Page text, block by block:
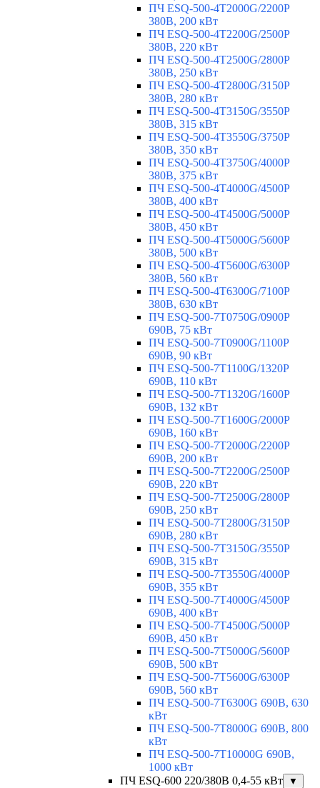
ПЧ ESQ-500-4T2000G/2200P
380В, 200 кВт
ПЧ ESQ-500-4T2200G/2500P
380В, 220 кВт
ПЧ ESQ-500-4T2500G/2800P
380В, 250 кВт
ПЧ ESQ-500-4T2800G/3150P
380В, 280 кВт
ПЧ ESQ-500-4T3150G/3550P
380В, 315 кВт
ПЧ ESQ-500-4T3550G/3750P
380В, 350 кВт
ПЧ ESQ-500-4T3750G/4000P
380В, 375 кВт
ПЧ ESQ-500-4T4000G/4500P
380В, 400 кВт
ПЧ ESQ-500-4T4500G/5000P
380В, 450 кВт
ПЧ ESQ-500-4T5000G/5600P
380В, 500 кВт
ПЧ ESQ-500-4T5600G/6300P
380В, 560 кВт
ПЧ ESQ-500-4T6300G/7100P
380В, 630 кВт
ПЧ ESQ-500-7T0750G/0900P
690В, 75 кВт
ПЧ ESQ-500-7T0900G/1100P
690В, 90 кВт
ПЧ ESQ-500-7T1100G/1320P
690В, 110 кВт
ПЧ ESQ-500-7T1320G/1600P
690В, 132 кВт
ПЧ ESQ-500-7T1600G/2000P
690В, 160 кВт
ПЧ ESQ-500-7T2000G/2200P
690В, 200 кВт
ПЧ ESQ-500-7T2200G/2500P
690В, 220 кВт
ПЧ ESQ-500-7T2500G/2800P
690В, 250 кВт
ПЧ ESQ-500-7T2800G/3150P
690В, 280 кВт
ПЧ ESQ-500-7T3150G/3550P
690В, 315 кВт
ПЧ ESQ-500-7T3550G/4000P
690В, 355 кВт
ПЧ ESQ-500-7T4000G/4500P
690В, 400 кВт
ПЧ ESQ-500-7T4500G/5000P
690В, 450 кВт
ПЧ ESQ-500-7T5000G/5600P
690В, 500 кВт
ПЧ ESQ-500-7T5600G/6300P
690В, 560 кВт
ПЧ ESQ-500-7T6300G 690В, 630
кВт
ПЧ ESQ-500-7T8000G 690В, 800
кВт
ПЧ ESQ-500-7T10000G 690В,
1000 кВт
ПЧ ESQ-600 220/380В 0,4-55 кВт
▼